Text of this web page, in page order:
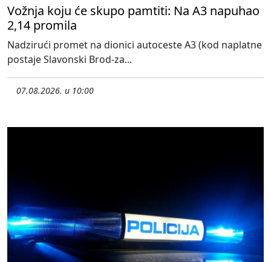
Vožnja koju će skupo pamtiti: Na A3 napuhao
2,14 promila
Nadzirući promet na dionici autoceste A3 (kod naplatne
postaje Slavonski Brod-za...
07.08.2026. u 10:00